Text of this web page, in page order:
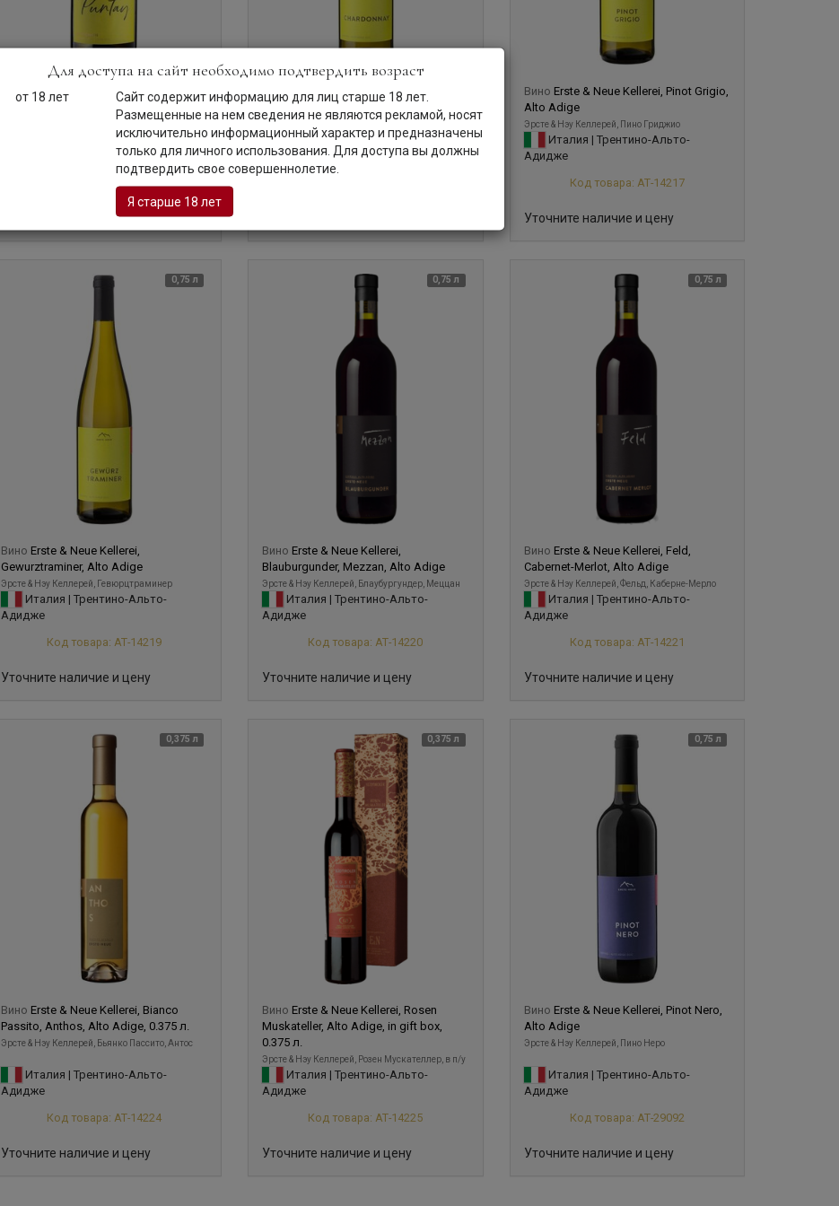
Вино Erste & Neue Kellerei, Puntay,
Sauvignon, Alto Adige
Эрсте & Нэу Келлерей, Пунтай, Совиньон
Италия | Трентино-Альто-
Код товара: АТ-14215
Уточните наличие и цену
Вино Erste & Neue Kellerei, Chardonnay,
Alto Adige
Эрсте & Нэу Келлерей, Шардоне
Италия | Трентино-Альто-
Адидже
Вино Erste & Neue Kellerei, Pinot Grigio,
Alto Adige
Эрсте & Нэу Келлерей, Пино Гриджио
Италия | Трентино-Альто-
Адидже
Код товара: АТ-14217
Уточните наличие и цену
0,75 л
Вино Erste & Neue Kellerei,
Gewurztraminer, Alto Adige
Эрсте & Нэу Келлерей, Гевюрцтраминер
Италия | Трентино-Альто-
Адидже
Код товара: АТ-14219
Уточните наличие и цену
0,75 л
Вино Erste & Neue Kellerei,
Blauburgunder, Mezzan, Alto Adige
Эрсте & Нэу Келлерей, Блаубургундер, Меццан
Италия | Трентино-Альто-
Адидже
Код товара: АТ-14220
Уточните наличие и цену
0,75 л
Вино Erste & Neue Kellerei, Feld,
Cabernet-Merlot, Alto Adige
Эрсте & Нэу Келлерей, Фельд, Каберне-Мерло
Италия | Трентино-Альто-
Адидже
Код товара: АТ-14221
Уточните наличие и цену
0,375 л
Вино Erste & Neue Kellerei, Bianco
Passito, Anthos, Alto Adige, 0.375 л.
Эрсте & Нэу Келлерей, Бьянко Пассито, Антос
Италия | Трентино-Альто-
Адидже
Код товара: АТ-14224
Уточните наличие и цену
0,375 л
Вино Erste & Neue Kellerei, Rosen
Muskateller, Alto Adige, in gift box,
0.375 л.
Эрсте & Нэу Келлерей, Розен Мускателлер, в п/у
Италия | Трентино-Альто-
Адидже
Код товара: АТ-14225
Уточните наличие и цену
0,75 л
Вино Erste & Neue Kellerei, Pinot Nero,
Alto Adige
Эрсте & Нэу Келлерей, Пино Неро
Италия | Трентино-Альто-
Адидже
Код товара: АТ-29092
Уточните наличие и цену
Для доступа на сайт необходимо подтвердить возраст
Сайт содержит информацию для лиц старше 18 лет.
Размещенные на нем сведения не являются рекламой, носят
исключительно информационный характер и предназначены
только для личного использования. Для доступа вы должны
подтвердить свое совершеннолетие.
Я старше 18 лет